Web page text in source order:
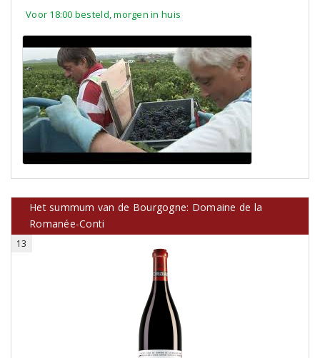
Voor 18:00 besteld, morgen in huis
Het summum van de Bourgogne: Domaine de la
Romanée-Conti
13